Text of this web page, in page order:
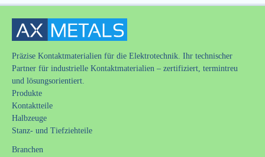
Präzise Kontaktmaterialien für die Elektrotechnik. Ihr technischer
Partner für industrielle Kontaktmaterialien – zertifiziert, termintreu
und lösungsorientiert.
Produkte
Kontaktteile
Halbzeuge
Stanz- und Tiefziehteile
Branchen